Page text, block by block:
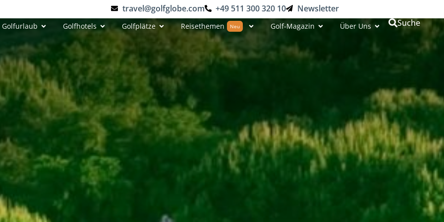
travel@golfglobe.com +49 511 300 320 10 Newsletter
Golfurlaub Golfhotels Golfplätze Reisethemen Neu Golf-Magazin Über Uns Suche